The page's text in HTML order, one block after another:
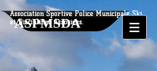
ASPMSDA
Association Sportive Police Municipale Ski
et Disciplines Associées.